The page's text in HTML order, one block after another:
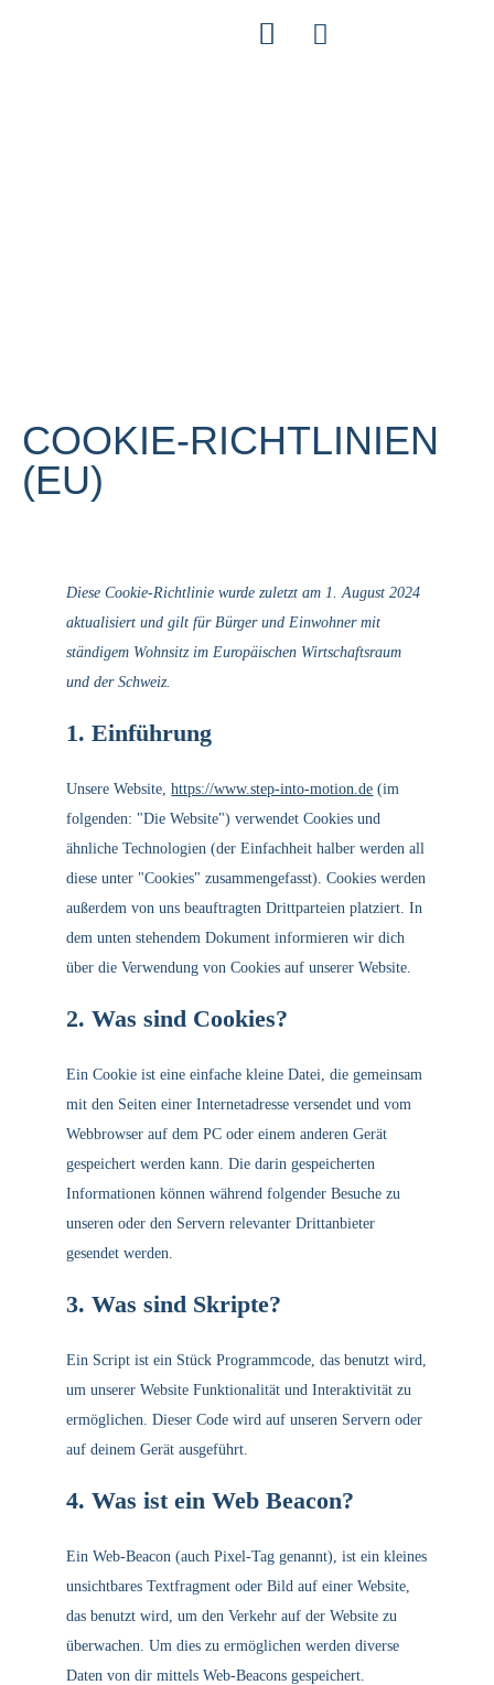
COOKIE-RICHTLINIEN
(EU)
Diese Cookie-Richtlinie wurde zuletzt am 1. August 2024
aktualisiert und gilt für Bürger und Einwohner mit
ständigem Wohnsitz im Europäischen Wirtschaftsraum
und der Schweiz.
1. Einführung
Unsere Website,https://www.step-into-motion.de (im
folgenden: "Die Website") verwendet Cookies und
ähnliche Technologien (der Einfachheit halber werden all
diese unter "Cookies" zusammengefasst). Cookies werden
außerdem von uns beauftragten Drittparteien platziert. In
dem unten stehendem Dokument informieren wir dich
über die Verwendung von Cookies auf unserer Website.
2. Was sind Cookies?
Ein Cookie ist eine einfache kleine Datei, die gemeinsam
mit den Seiten einer Internetadresse versendet und vom
Webbrowser auf dem PC oder einem anderen Gerät
gespeichert werden kann. Die darin gespeicherten
Informationen können während folgender Besuche zu
unseren oder den Servern relevanter Drittanbieter
gesendet werden.
3. Was sind Skripte?
Ein Script ist ein Stück Programmcode, das benutzt wird,
um unserer Website Funktionalität und Interaktivität zu
ermöglichen. Dieser Code wird auf unseren Servern oder
auf deinem Gerät ausgeführt.
4. Was ist ein Web Beacon?
Ein Web-Beacon (auch Pixel-Tag genannt), ist ein kleines
unsichtbares Textfragment oder Bild auf einer Website,
das benutzt wird, um den Verkehr auf der Website zu
überwachen. Um dies zu ermöglichen werden diverse
Daten von dir mittels Web-Beacons gespeichert.